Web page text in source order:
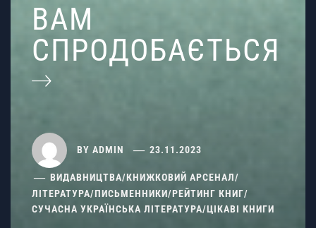
ВАМ
СПРОДОБАЄТЬСЯ
BY ADMIN 23.11.2023
ВИДАВНИЦТВА/КНИЖКОВИЙ АРСЕНАЛ/
ЛІТЕРАТУРА/ПИСЬМЕННИКИ/РЕЙТИНГ КНИГ/
СУЧАСНА УКРАЇНСЬКА ЛІТЕРАТУРА/ЦІКАВІ КНИГИ